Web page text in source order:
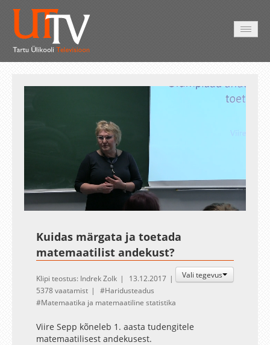
UnmuteLoaded
1.31%
Auto
Kuidas märgata ja toetada
matemaatilist andekust?
Vali tegevus
Klipi teostus: Indrek Zolk
13.12.2017
5378 vaatamist
Haridusteadus
Matemaatika ja matemaatiline statistika
Viire Sepp kõneleb 1. aasta tudengitele
matemaatilisest andekusest.